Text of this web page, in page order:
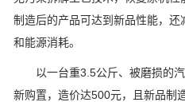
制造后的产品可达到新品性能，
和能源消耗。
以一台重3.5公斤、被磨损的汽
新购置，造价达500元，且新品制